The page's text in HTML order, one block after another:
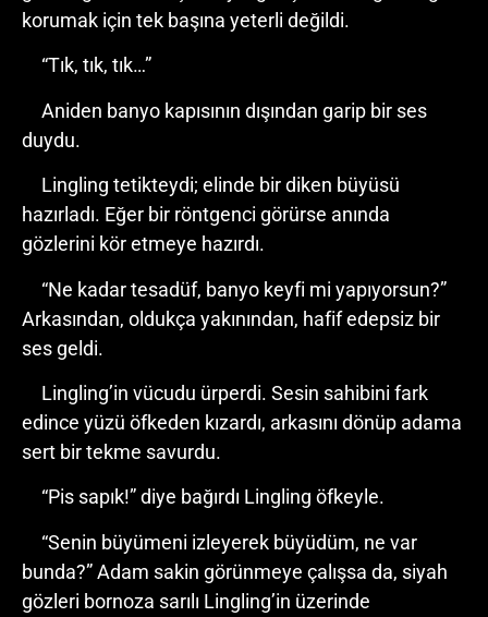
korumak için tek başına yeterli değildi.
“Tık, tık, tık…”
Aniden banyo kapısının dışından garip bir ses
duydu.
Lingling tetikteydi; elinde bir diken büyüsü
hazırladı. Eğer bir röntgenci görürse anında
gözlerini kör etmeye hazırdı.
“Ne kadar tesadüf, banyo keyfi mi yapıyorsun?”
Arkasından, oldukça yakınından, hafif edepsiz bir
ses geldi.
Lingling’in vücudu ürperdi. Sesin sahibini fark
edince yüzü öfkeden kızardı, arkasını dönüp adama
sert bir tekme savurdu.
“Pis sapık!” diye bağırdı Lingling öfkeyle.
“Senin büyümeni izleyerek büyüdüm, ne var
bunda?” Adam sakin görünmeye çalışsa da, siyah
gözleri bornoza sarılı Lingling’in üzerinde